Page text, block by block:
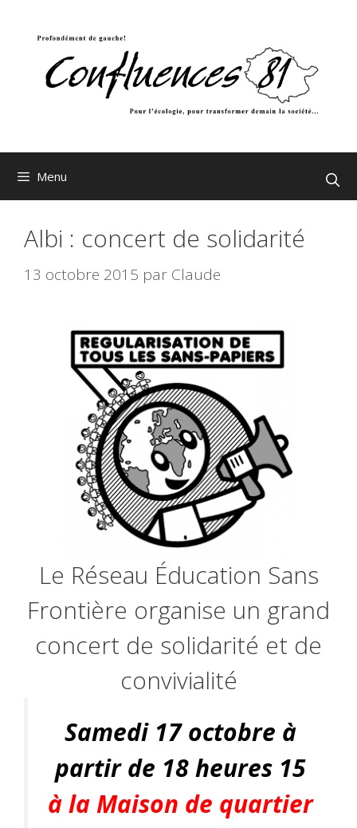
Menu
Albi : concert de solidarité
13 octobre 2015 par Claude
Le Réseau Éducation Sans
Frontière organise un grand
concert de solidarité et de
convivialité
Samedi 17 octobre à
partir de 18 heures 15
à la Maison de quartier